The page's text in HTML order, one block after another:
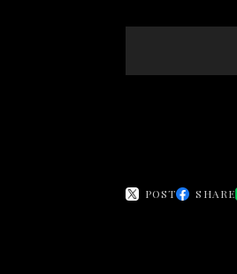
POST SHARE